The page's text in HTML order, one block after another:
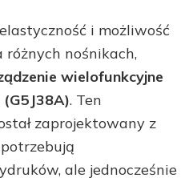
i możliwość
nośnikach,
wielofunkcyjne
. Ten
zaprojektowany z
ale jednocześnie